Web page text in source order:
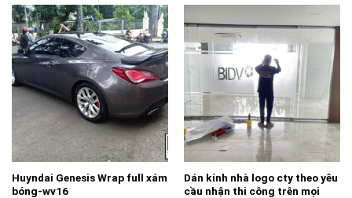
Huyndai Genesis Wrap full xám
bóng-wv16
Dán kính nhà logo cty theo yêu
cầu nhận thi công trên mọi